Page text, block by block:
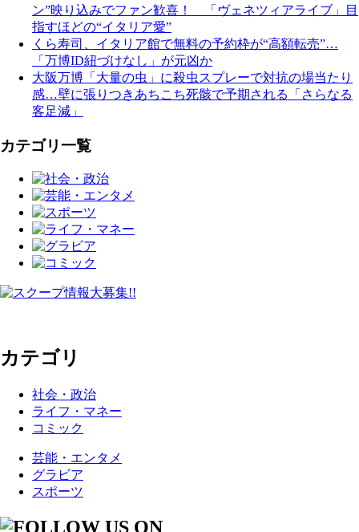
ン”映り込みでファン歓喜！ 「ヴェネツィアライブ」目
指すほどの“イタリア愛”
くら寿司、イタリア館で無料の予約枠が“高額転売”…
「万博ID紐づけなし」が元凶か
大阪万博「大量の虫」に殺虫スプレーで対抗の場当たり
感…壁に張りつきあちこち死骸で予期される「さらなる
客足減」
カテゴリ一覧
カテゴリ
社会・政治
ライフ・マネー
コミック
芸能・エンタメ
グラビア
スポーツ